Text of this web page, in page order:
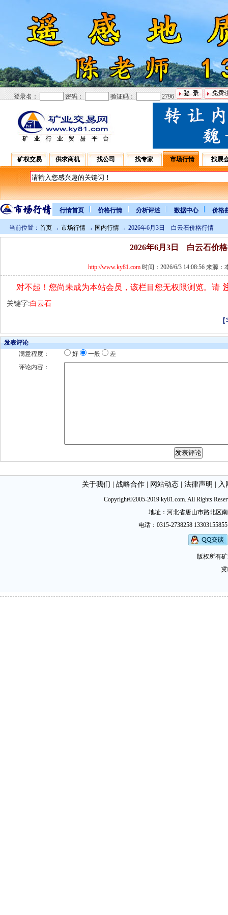
登录名： 密码： 验证码： 2796
矿权交易 供求商机 找公司 找专家 市场行情 找展
行情首页 价格行情 分析评述 数据中心 价格
当前位置： 首页 → 市场行情 → 国内行情 → 2026年6月3日 白云石价格行情
2026年6月3日 白云石价
http://www.ky81.com时间：2026/6/3 14:08:56 来源：
对不起！您尚未成为本站会员，该栏目您无权限浏览。请
关键字:白云石
发表评论
满意程度：
好 一般
差
评论内容：
关于我们 战略合作| 网站动态| 法律声明 入
Copyright©2005-2019 ky81.com. All Rights
地址：河北省唐山市路北区
电话：0315-2738258
版权所有
冀